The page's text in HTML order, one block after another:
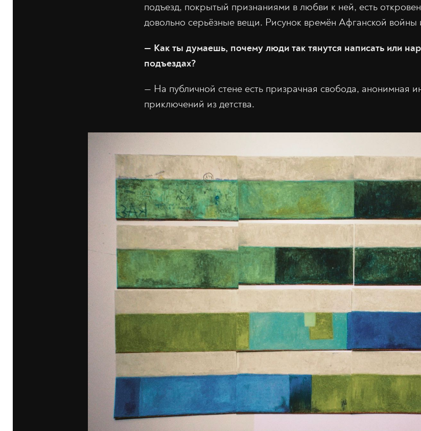
подъезд, покрытый признаниями в любви к ней, есть
довольно серьёзные вещи. Рисунок времён Афганской
— Как ты думаешь, почему люди так тянутся написать или
подъездах?
— На публичной стене есть призрачная свобода, анонимная
приключений из детства.